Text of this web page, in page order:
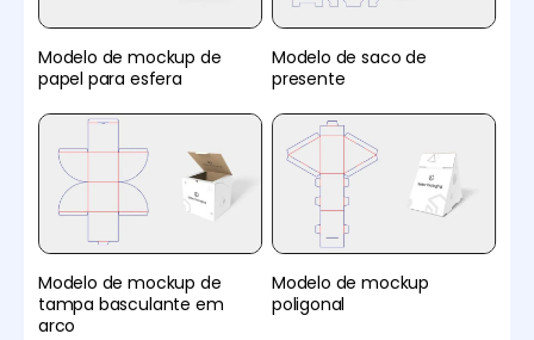
Modelo de mockup de
papel para esfera
Modelo de saco de
presente
Modelo de mockup de
tampa basculante em
arco
Modelo de mockup
poligonal